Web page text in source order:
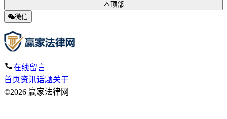
顶部
微信
在线留言
首页资讯话题关于
©2026 赢家法律网